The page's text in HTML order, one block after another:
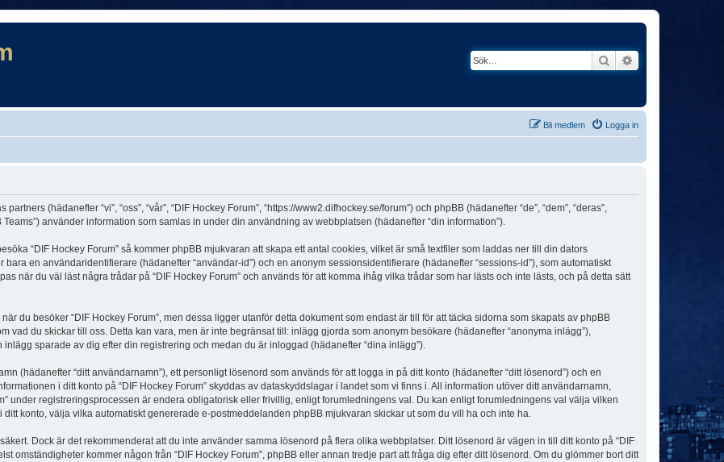
Sök
Logga in
Bli medlem
(hädanefter “vi”, “oss”, “vår”, “DIF Hockey Forum”, “https://www2.difhockey.se/forum”) och phpBB (hädanefter “de”, “dem”, “deras”,
Teams”) använder information som samlas in under din användning av webbplatsen (hädanefter “din information”).
“DIF Hockey Forum” så kommer phpBB mjukvaran att skapa ett antal cookies, vilket är små textfiler som laddas ner till din dators
en användaridentifierare (hädanefter “användar-id”) och en anonym sessionsidentifierare (hädanefter “sessions-id”), som automatiskt
när du väl läst några trådar på “DIF Hockey Forum” och används för att komma ihåg vilka trådar som har lästs och inte lästs, och på detta sätt
du besöker “DIF Hockey Forum”, men dessa ligger utanför detta dokument som endast är till för att täcka sidorna som skapats av phpBB
vad du skickar till oss. Detta kan vara, men är inte begränsat till: inlägg gjorda som anonym besökare (hädanefter “anonyma inlägg”),
inlägg sparade av dig efter din registrering och medan du är inloggad (hädanefter “dina inlägg”).
(hädanefter “ditt användarnamn”), ett personligt lösenord som används för att logga in på ditt konto (hädanefter “ditt lösenord”) och en
i ditt konto på “DIF Hockey Forum” skyddas av dataskyddslagar i landet som vi finns i. All information utöver ditt användarnamn,
under registreringsprocessen är endera obligatorisk eller frivillig, enligt forumledningens val. Du kan enligt forumledningens val välja vilken
konto, välja vilka automatiskt genererade e-postmeddelanden phpBB mjukvaran skickar ut som du vill ha och inte ha.
Dock är det rekommenderat att du inte använder samma lösenord på flera olika webbplatser. Ditt lösenord är vägen in till ditt konto på “DIF
omständigheter kommer någon från “DIF Hockey Forum”, phpBB eller annan tredje part att fråga dig efter ditt lösenord. Om du glömmer bort ditt